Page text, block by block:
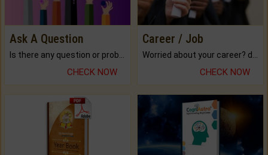
Ask A Question
Is there any question or problem lingering.
CHECK NOW
Career / Job
Worried about your career? don't know what is.
CHECK NOW